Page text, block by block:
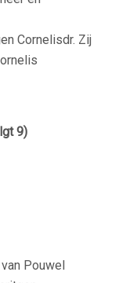
Cornelisdr. Zij
9)
Pouwel